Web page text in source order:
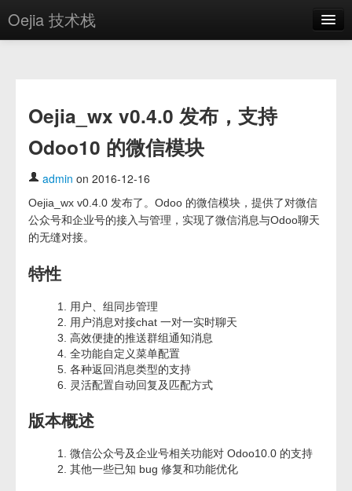
Oejia 技术栈
方案
OE学院
分享
关于
编辑器
登录
Oejia_wx v0.4.0 发布，支持
Odoo10 的微信模块
admin on 2016-12-16
Oejia_wx v0.4.0 发布了。Odoo 的微信模块，提供了对微信
公众号和企业号的接入与管理，实现了微信消息与Odoo聊天
的无缝对接。
特性
用户、组同步管理
用户消息对接chat 一对一实时聊天
高效便捷的推送群组通知消息
全功能自定义菜单配置
各种返回消息类型的支持
灵活配置自动回复及匹配方式
版本概述
微信公众号及企业号相关功能对 Odoo10.0 的支持
其他一些已知 bug 修复和功能优化